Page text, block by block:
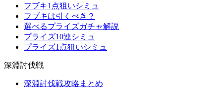
フブキ1点狙いシミュ
フブキは引くべき？
選べるプライズガチャ解説
プライズ10連シミュ
プライズ1点狙いシミュ
深淵討伐戦
深淵討伐戦攻略まとめ